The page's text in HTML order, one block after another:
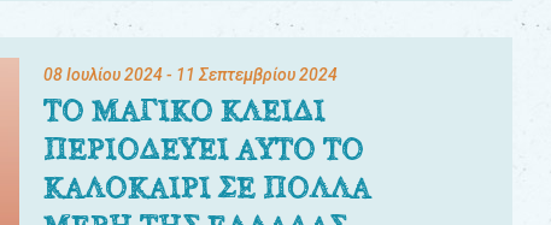
08 Ιουλίου 2024- 11 Σεπτεμβρίου 2024
ΤΟ ΜΑΓΙΚΟ ΚΛΕΙΔΙ
ΠΕΡΙΟΔΕΥΕΙ ΑΥΤΟ ΤΟ
ΚΑΛΟΚΑΙΡΙ ΣΕ ΠΟΛΛΑ